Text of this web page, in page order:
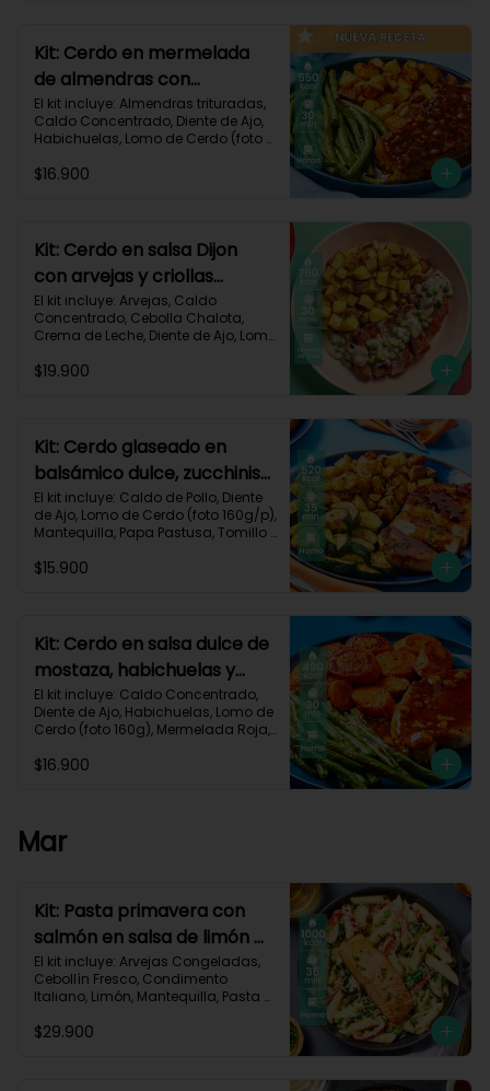
Kit: Cerdo en mermelada
de almendras con
habichuelas y criollas al
horno-144
El kit incluye: Almendras trituradas,
Caldo Concentrado, Diente de Ajo,
Habichuelas, Lomo de Cerdo (foto
Criolla, Receta Impresa.
$16.900
Kit: Cerdo en salsa Dijon
con arvejas y criollas
asadas-95
El kit incluye: Arvejas, Caldo
Concentrado, Cebolla Chalota,
Crema de Leche, Diente de Ajo, Lomo
Mostaza Dijon, Papa Criolla,
Carbohidratos 58g | Grasas 38g |
Proteínas 44g
$19.900
Kit: Cerdo glaseado en
balsámico dulce, zucchinis
y papas al tomillo-57
El kit incluye: Caldo de Pollo, Diente
de Ajo, Lomo de Cerdo (foto 160g/p),
Mantequilla, Papa Pastusa, Tomillo
Verde, Receta Impresa.
$15.900
Kit: Cerdo en salsa dulce de
mostaza, habichuelas y
zanahorias asadas-133
El kit incluye: Caldo Concentrado,
Diente de Ajo, Habichuelas, Lomo de
Cerdo (foto 160g), Mermelada Roja,
Impresa.
$16.900
Mar
Kit: Pasta primavera con
salmón en salsa de limón y
vegetales asados-123
El kit incluye: Arvejas Congeladas,
Cebollín Fresco, Condimento
Italiano, Limón, Mantequilla, Pasta
Queso Parmesano, Salmón (120g/p
$29.900